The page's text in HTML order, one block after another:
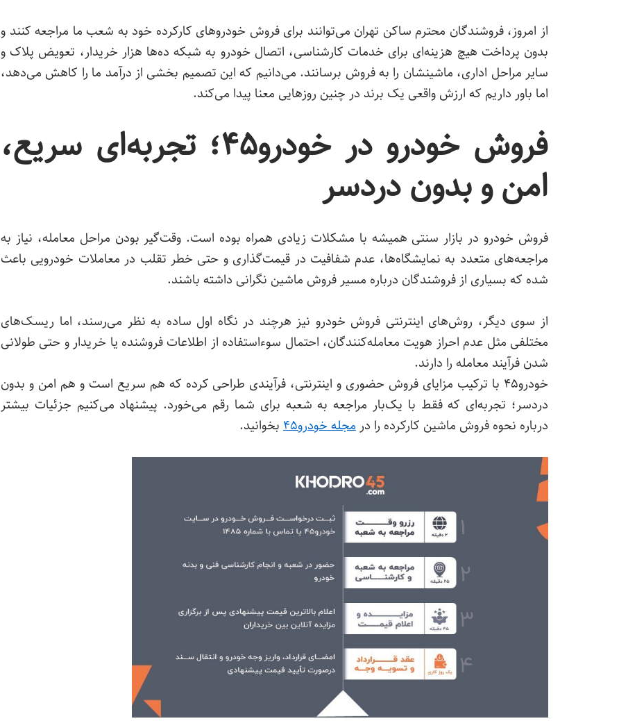
از امروز، فروشندگان محترم ساکن تهران می‌توانند برای فروش خودروهای کارکرده خود به شعب ما مراجعه کنند و
بدون پرداخت هیچ هزینه‌ای برای خدمات کارشناسی، اتصال خودرو به شبکه ده‌ها هزار خریدار، تعویض پلاک و
سایر مراحل اداری، ماشینشان را به فروش برسانند. می‌دانیم که این تصمیم بخشی از درآمد ما را کاهش می‌دهد،
اما باور داریم که ارزش واقعی یک برند در چنین روزهایی معنا پیدا می‌کند.
فروش خودرو در خودرو۴۵؛ تجربه‌ای سریع،
امن و بدون دردسر
فروش خودرو در بازار سنتی همیشه با مشکلات زیادی همراه بوده است. وقت‌گیر بودن مراحل معامله، نیاز به
مراجعه‌های متعدد به نمایشگاه‌ها، عدم شفافیت در قیمت‌گذاری و حتی خطر تقلب در معاملات خودرویی باعث
شده که بسیاری از فروشندگان درباره مسیر فروش ماشین نگرانی داشته باشند.
از سوی دیگر، روش‌های اینترنتی فروش خودرو نیز هرچند در نگاه اول ساده به نظر می‌رسند، اما ریسک‌های
مختلفی مثل عدم احراز هویت معامله‌کنندگان، احتمال سوءاستفاده از اطلاعات فروشنده یا خریدار و حتی طولانی‌
شدن فرآیند معامله را دارند.
خودرو۴۵ با ترکیب مزایای فروش حضوری و اینترنتی، فرآیندی طراحی کرده که هم سریع است و هم امن و بدون
دردسر؛ تجربه‌ای که فقط با یک‌بار مراجعه به شعبه برای شما رقم می‌خورد. پیشنهاد می‌کنیم جزئیات بیشتر
درباره نحوه فروش ماشین کارکرده را در مجلهخودرو۴۵ بخوانید.